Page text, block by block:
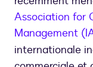
Association for
Management
internationale